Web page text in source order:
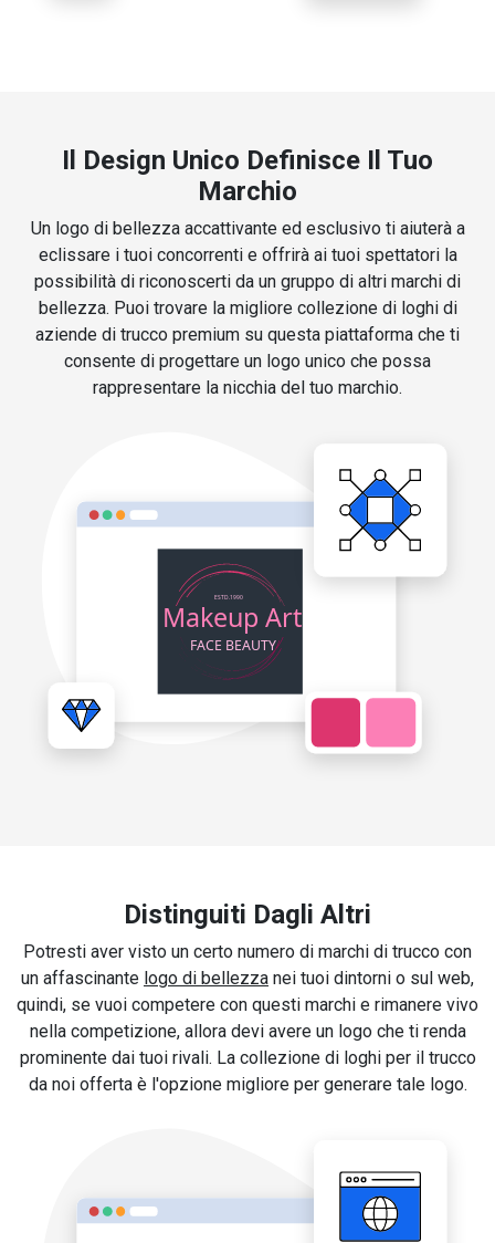
Il Design Unico Definisce Il Tuo
Marchio
Un logo di bellezza accattivante ed esclusivo ti aiuterà a
eclissare i tuoi concorrenti e offrirà ai tuoi spettatori la
possibilità di riconoscerti da un gruppo di altri marchi di
bellezza. Puoi trovare la migliore collezione di loghi di
aziende di trucco premium su questa piattaforma che ti
consente di progettare un logo unico che possa
rappresentare la nicchia del tuo marchio.
Distinguiti Dagli Altri
Potresti aver visto un certo numero di marchi di trucco con
un affascinante logo di bellezza nei tuoi dintorni o sul web,
quindi, se vuoi competere con questi marchi e rimanere vivo
nella competizione, allora devi avere un logo che ti renda
prominente dai tuoi rivali. La collezione di loghi per il trucco
da noi offerta è l'opzione migliore per generare tale logo.